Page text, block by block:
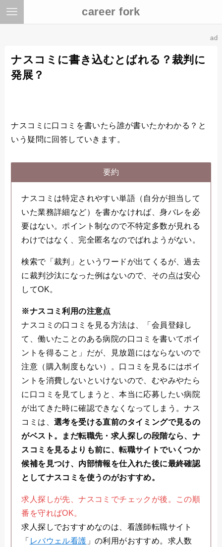
career fork
ad
ナスコミに書き込むとばれる？裁判に
発展？
ナスコミに口コミを書いたら誰が書いたかわかる？と
いう疑問に回答していきます。
要約
ナスコミは特定されやすい単語（自分が担当して
いた業務詳細など）を書かなければ、身バレを必
要はない。ポイント制なので不特定多数が見れる
わけではなく、完全匿名なのでばれようがない。
検索で「裁判」というワードが出てくるが、過去
に裁判沙汰になった例はないので、その点は安心
してOK。
※ナスコミ利用の注意点
ナスコミの口コミを見る方法は、「会員登録し
て、働いたことのある病院の口コミを書いてポイ
ントを得ること」だが、見放題にはならないので
注意（購入制度もない）。口コミを見るにはポイ
ントを消費しないといけないので、むやみやたら
に口コミを見てしまうと、本当に応募したい病院
が出てきた時に確認できなくなってしまう。ナス
コミは、選考を受ける直前のタイミングで見るの
がベスト。まだ転職先・求人探しの段階なら、ナ
スコミを見るよりも前に、転職サイトでいくつか
候補を見つけ、内部情報を仕入れた後に最終確認
としてナスコミを使うのがおすすめ。
求人探しが先、ナスコミでチェックが後。この順
番を守ればOK。
求人探しでおすすめなのは、看護師転職サイト
「 レバウェル看護 」の利用がおすすめ。求人数